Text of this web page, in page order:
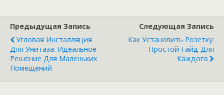
Предыдущая Запись
Угловая Инсталляция
Для Унитаза: Идеальное
Решение Для Маленьких
Помещений
Следующая Запись
Как Установить Розетку:
Простой Гайд Для
Каждого